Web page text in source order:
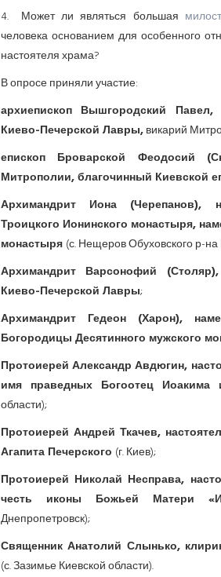
4. Может ли являться большая
человека основанием для особенного
настоятеля храма?
В опросе приняли участие:
архиепископ Вышгородский Павел,
Киево-Печерской Лавры,викарий
епископ Броварской Феодосий
Митрополии, благочинный Киевской
Архимандрит Иона (Черепанов),
Троицкого Ионинского монастыря,
монастыря (с. Нещеров Обуховского р-на
Архимандрит Варсонофий
Киево-Печерской Лавры;
Архимандрит Гедеон (Харон),
Богородицы Десятинного мужского
Протоиерей Александр Авдюгин,
имя праведных Богоотец
области);
Протоиерей Андрей Ткачев,
Агапита Печерского (г. Киев);
Протоиерей Николай Несправа,
честь иконы Божьей Матери
Днепропетровск);
Священник Анатолий Слынько,
(с. Зазимье Киевской области).